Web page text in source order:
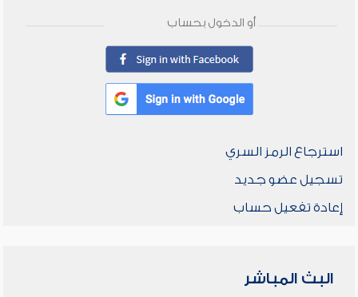
أو الدخول بحساب
استرجاع الرمز السري
تسجيل عضو جديد
إعادة تفعيل حساب
البث المباشر